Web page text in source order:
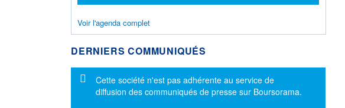
Voir l'agenda complet
DERNIERS COMMUNIQUÉS
Message d'information
Cette société n'est pas adhérente au service de
diffusion des communiqués de presse sur Boursorama.